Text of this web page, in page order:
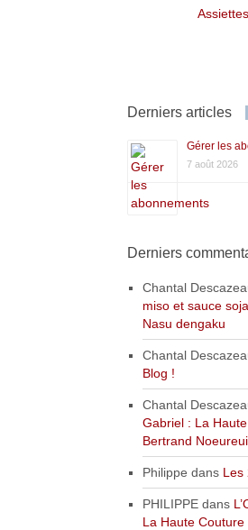
Derniers articles
Gérer les
7 août 2026
Derniers
Chantal
miso et sauce
Nasu dengaku
Chantal
Blog !
Chantal
Gabriel : La
Bertrand
Philippe dans Les
PHILIPPEdans
La Haute